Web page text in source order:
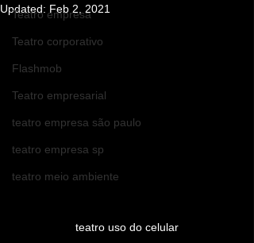
Teatro empresa
Teatro corporativo
Flashmob
Teatro empresarial
teatro empresa são paulo
teatro empresa sp
teatro meio ambiente
Updated: Feb 2, 2021
teatro uso do celular